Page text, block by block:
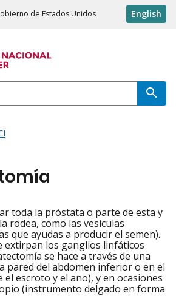
de Estados Unidos English
toda la próstata o parte de esta y
rodea, como las vesículas
que ayudas a producir el semen).
extirpan los ganglios linfáticos
se hace a través de una
pared del abdomen inferior o en el
escroto y el ano), y en ocasiones
(instrumento delgado en forma